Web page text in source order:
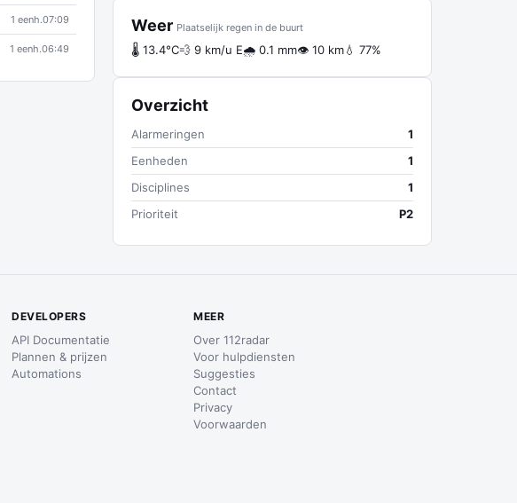
1 eenh.07:09
1 eenh.06:49
Weer Plaatselijk regen in de buurt
🌡 13.4°C💨 9 km/u E🌧 0.1 mm👁 10 km💧 77%
Overzicht
Alarmeringen
1
Eenheden
1
Disciplines
1
Prioriteit
P2
DEVELOPERS
API Documentatie
Plannen & prijzen
Automations
MEER
Over 112radar
Voor hulpdiensten
Suggesties
Contact
Privacy
Voorwaarden